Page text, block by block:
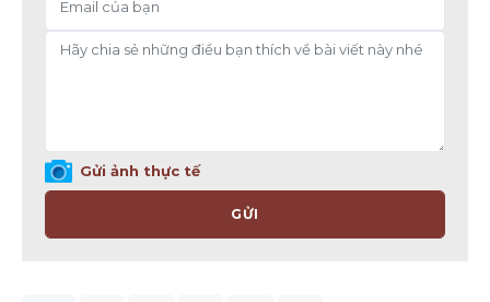
Gửi ảnh thực tế
GỬI